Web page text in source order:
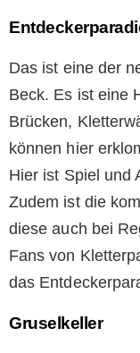
Das ist eine der
Beck. Es ist eine
Brücken,
können hier
Hier ist Spiel und
Zudem ist die
diese auch bei
Fans von
das
Gruselkeller